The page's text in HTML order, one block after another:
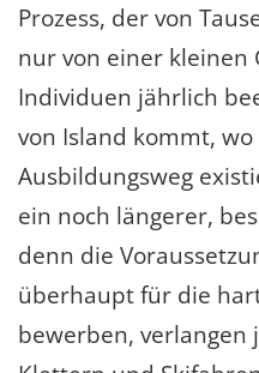
Prozess, der von
nur von einer kleinen
Individuen jährlich
von Island kommt,
Ausbildungsweg
ein noch längerer,
denn die
überhaupt für die
bewerben, verlangen